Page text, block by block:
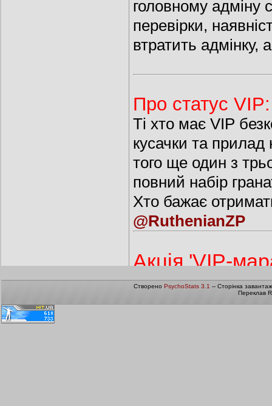
Створено PsychoStats 3.1 -- Сторінка
Переклав